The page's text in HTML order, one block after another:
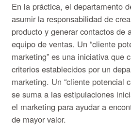
En la práctica, el departamento
asumir la responsabilidad de
producto y generar contactos de
equipo de ventas. Un “cliente
marketing” es una iniciativa que
criterios establecidos por un
marketing. Un “cliente potencial
se suma a las estipulaciones
el marketing para ayudar a
de mayor valor.